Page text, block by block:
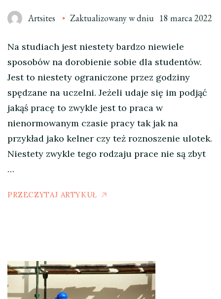
Artsites Zaktualizowany w dniu 18 marca 2022
Na studiach jest niestety bardzo niewiele
sposobów na dorobienie sobie dla studentów.
Jest to niestety ograniczone przez godziny
spędzane na uczelni. Jeżeli udaje się im podjąć
jakąś pracę to zwykle jest to praca w
nienormowanym czasie pracy tak jak na
przykład jako kelner czy też roznoszenie ulotek.
Niestety zwykle tego rodzaju prace nie są zbyt
…
PRZECZYTAJ ARTYKUŁ